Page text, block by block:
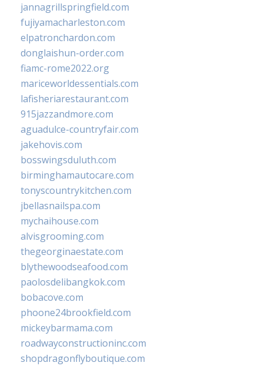
jannagrillspringfield.com
fujiyamacharleston.com
elpatronchardon.com
donglaishun-order.com
fiamc-rome2022.org
mariceworldessentials.com
lafisheriarestaurant.com
915jazzandmore.com
aguadulce-countryfair.com
jakehovis.com
bosswingsduluth.com
birminghamautocare.com
tonyscountrykitchen.com
jbellasnailspa.com
mychaihouse.com
alvisgrooming.com
thegeorginaestate.com
blythewoodseafood.com
paolosdelibangkok.com
bobacove.com
phoone24brookfield.com
mickeybarmama.com
roadwayconstructioninc.com
shopdragonflyboutique.com